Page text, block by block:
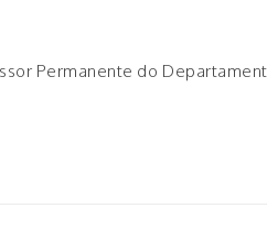
Permanente do